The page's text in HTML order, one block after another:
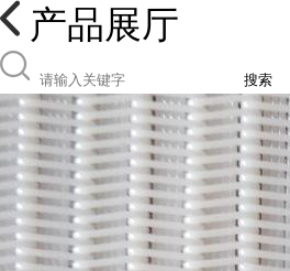
产品展厅
搜索